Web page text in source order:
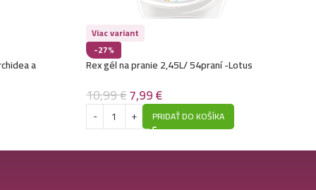
a
-27%
Viac variant
Rex gél na pranie 2,45L/ 54praní -Lotus
10,99€7,99€
PRIDAŤ DO KOŠÍKA